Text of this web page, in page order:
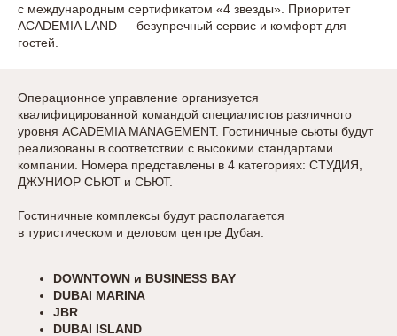
с международным сертификатом «4 звезды». Приоритет
ACADEMIA LAND — безупречный сервис и комфорт для
гостей.
Операционное управление организуется
квалифицированной командой специалистов различного
уровня ACADEMIA MANAGEMENT. Гостиничные сьюты будут
реализованы в соответствии с высокими стандартами
компании. Номера представлены в 4 категориях: СТУДИЯ,
ДЖУНИОР СЬЮТ и СЬЮТ.
Гостиничные комплексы будут располагается
в туристическом и деловом центре Дубая:
DOWNTOWN и BUSINESS BAY
DUBAI MARINA
JBR
DUBAI ISLAND